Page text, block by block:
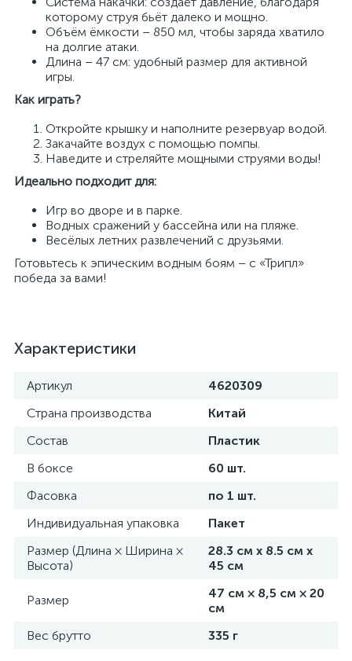
которому струя бьёт далеко и мощно.
Объём ёмкости – 850 мл, чтобы заряда хватило
на долгие атаки.
Длина – 47 см: удобный размер для активной
игры.
Как играть?
Откройте крышку и наполните резервуар водой.
Закачайте воздух с помощью помпы.
Наведите и стреляйте мощными струями воды!
Идеально подходит для:
Игр во дворе и в парке.
Водных сражений у бассейна или на пляже.
Весёлых летних развлечений с друзьями.
Готовьтесь к эпическим водным боям – с «Трипл»
победа за вами!
Характеристики
Артикул
4620309
Страна производства
Китай
Состав
Пластик
В боксе
60 шт.
Фасовка
по 1 шт.
Индивидуальная упаковка
Пакет
Размер (Длина × Ширина ×
Высота)
28.3 см х 8.5 см х
45 см
Размер
47 см × 8,5 см × 20
см
Вес брутто
335 г